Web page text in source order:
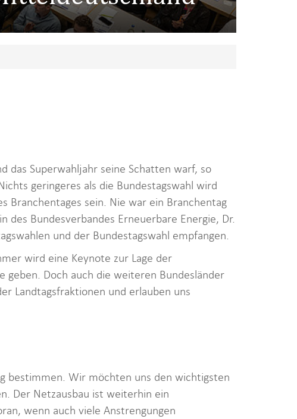
das Superwahljahr seine Schatten warf, so
geringeres als die Bundestagswahl wird
Branchentages sein. Nie war ein Branchentag
Bundesverbandes Erneuerbare Energie, Dr.
und der Bundestagswahl empfangen.
wird eine Keynote zur Lage der
geben. Doch auch die weiteren Bundesländer
Landtagsfraktionen und erlauben uns
bestimmen. Wir möchten uns den wichtigsten
Der Netzausbau ist weiterhin ein
wenn auch viele Anstrengungen